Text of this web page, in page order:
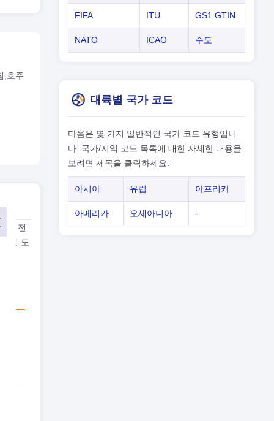
,호주
61, 전
넷 도
FIFA ITU GS1 GTIN
NATO ICAO 수도
대륙별 국가 코드
다음은 몇 가지 일반적인 국가 코드 유형입니
다. 국가/지역 코드 목록에 대한 자세한 내용을
보려면 제목을 클릭하세요.
아시아 유럽 아프리카
아메리카 오세아니아 -